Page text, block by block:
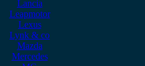
Lancia
Leapmotor
Lexus
Lynk & co
Mazda
Mercedes